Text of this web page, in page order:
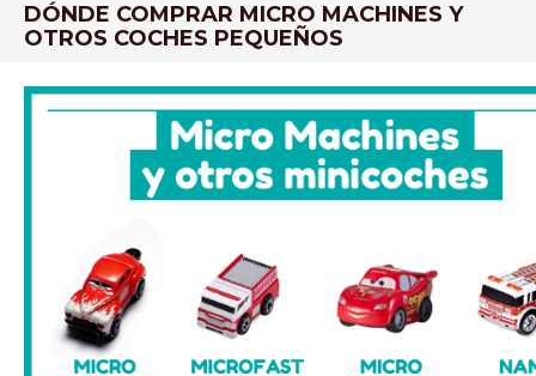
DÓNDE COMPRAR MICRO MACHINES Y
OTROS COCHES PEQUEÑOS